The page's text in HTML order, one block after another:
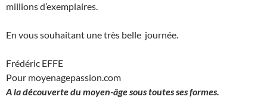
millions d’exemplaires.
En vous souhaitant une très belle journée.
Frédéric EFFE
Pour moyenagepassion.com
A la découverte du moyen-âge sous toutes ses formes.